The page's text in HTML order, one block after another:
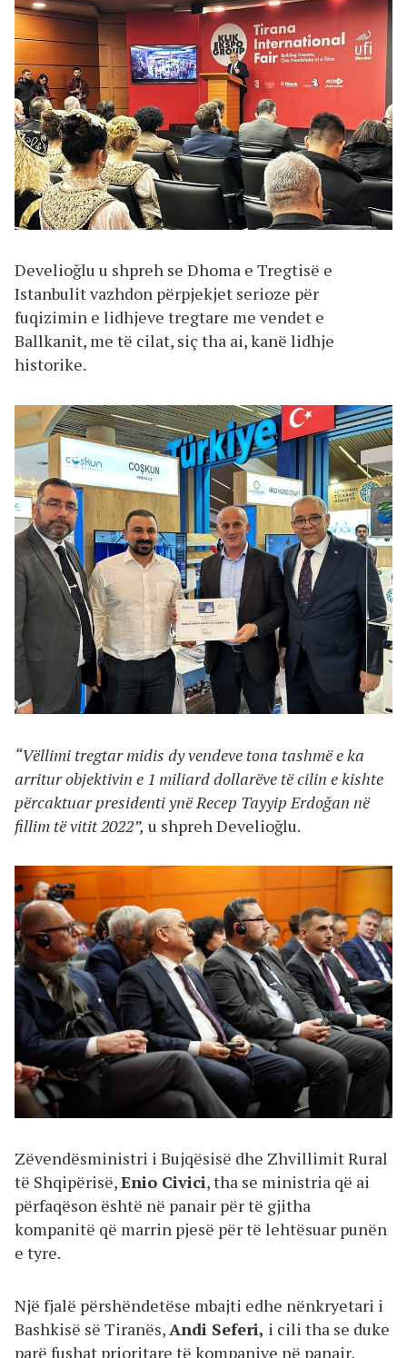
Develioğlu u shpreh se Dhoma e Tregtisë e
Istanbulit vazhdon përpjekjet serioze për
fuqizimin e lidhjeve tregtare me vendet e
Ballkanit, me të cilat, siç tha ai, kanë lidhje
historike.
“Vëllimi tregtar midis dy vendeve tona tashmë e ka
arritur objektivin e 1 miliard dollarëve të cilin e kishte
përcaktuar presidenti ynë Recep Tayyip Erdoğan në
fillim të vitit 2022”, u shpreh Develioğlu.
Zëvendësministri i Bujqësisë dhe Zhvillimit Rural
të Shqipërisë,Enio Civici, tha se ministria që ai
përfaqëson është në panair për të gjitha
kompanitë që marrin pjesë për të lehtësuar punën
e tyre.
Një fjalë përshëndetëse mbajti edhe nënkryetari i
Bashkisë së Tiranës, Andi Seferi, i cili tha se duke
parë fushat prioritare të kompanive në panair,